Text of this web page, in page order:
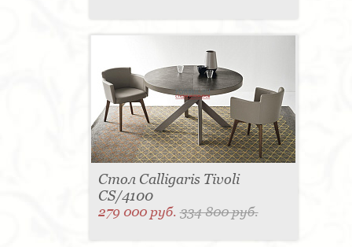
Стол Calligaris Tivoli
CS/4100
279 000 руб.334 800 руб.